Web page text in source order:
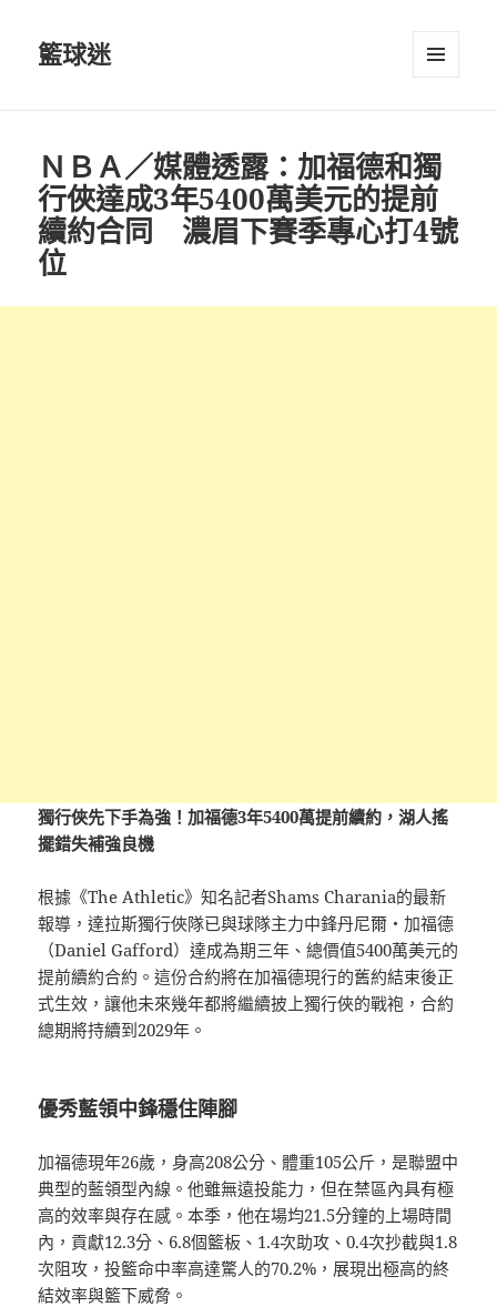
籃球迷
ＮＢＡ／媒體透露：加福德和獨
行俠達成3年5400萬美元的提前
續約合同 濃眉下賽季專心打4號
位
獨行俠先下手為強！加福德3年5400萬提前續約，湖人搖
擺錯失補強良機
根據《The Athletic》知名記者Shams Charania的最新
報導，達拉斯獨行俠隊已與球隊主力中鋒丹尼爾・加福德
（Daniel Gafford）達成為期三年、總價值5400萬美元的
提前續約合約。這份合約將在加福德現行的舊約結束後正
式生效，讓他未來幾年都將繼續披上獨行俠的戰袍，合約
總期將持續到2029年。
優秀藍領中鋒穩住陣腳
加福德現年26歲，身高208公分、體重105公斤，是聯盟中
典型的藍領型內線。他雖無遠投能力，但在禁區內具有極
高的效率與存在感。本季，他在場均21.5分鐘的上場時間
內，貢獻12.3分、6.8個籃板、1.4次助攻、0.4次抄截與1.8
次阻攻，投籃命中率高達驚人的70.2%，展現出極高的終
結效率與籃下威脅。